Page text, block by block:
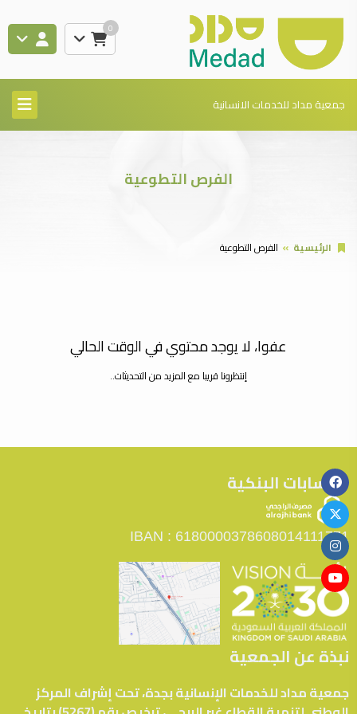
0
جمعية مداد للخدمات الانسانية
الفرص التطوعية
الرئيسية الفرص التطوعية
عفوا، لا يوجد محتوي في الوقت الحالي
إنتظرونا قريبا مع المزيد من التحديثات..
الحسابات البنكية
IBAN : 6180000378608014111771
نبذة عن الجمعية
جمعية مداد للخدمات الإنسانية بجدة، تحت إشراف المركز